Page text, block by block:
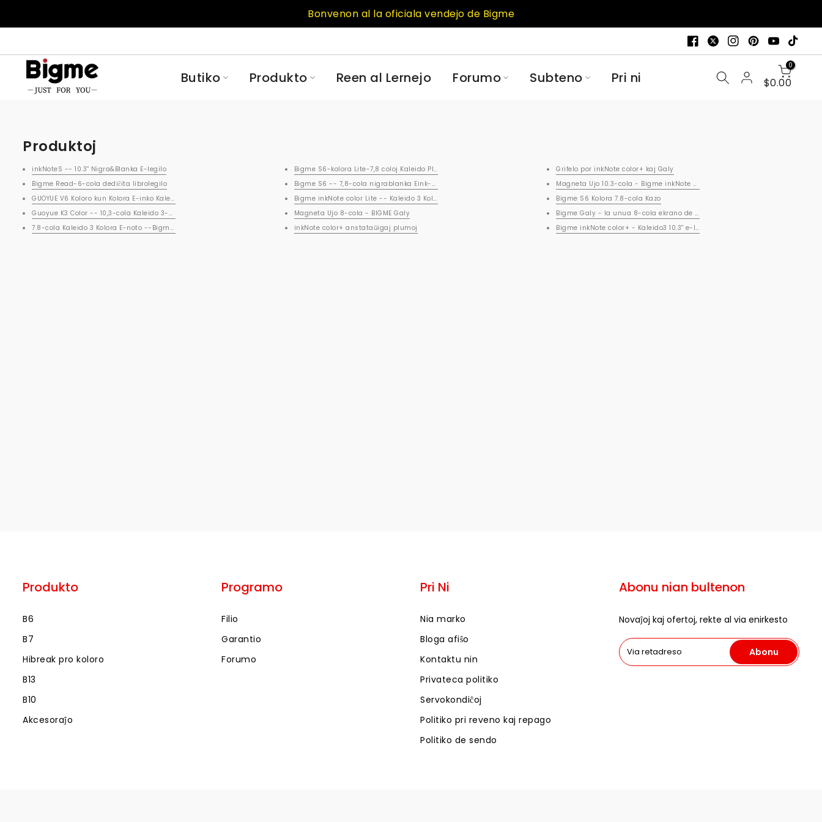
al
Bonvenon al la oficiala vendejo de Bigme
Butiko Produkto Reen al Lernejo Forumo Subteno Pri ni
0
$0.00
Produktoj
inkNoteS -- 10.3'' Nigra&Blanka E-legilo
Bigme Read-6-cola dediĉita librolegilo
GUOYUE V6 Koloro kun Kolora E-inko Kaleido 3 E-leganto
Guoyue K3 Color -- 10,3-cola Kaleido 3-kolora E-inka ekrano sen fotilo
7.8-cola Kaleido 3 Kolora E-noto --Bigme S6 Kolora+
Bigme S6-kolora Lite-7,8 coloj Kaleido Plus E-notbloko
Bigme S6 -- 7,8-cola nigrablanka Eink-tabulkomputilo
Bigme inkNote color Lite -- Kaleido 3 Kolora E-inka Tablojdo
Magneta Ujo 8-cola - BIGME Galy
inkNote color+ anstataŭigaj plumoj
Grifelo por inkNote color+ kaj Galy
Magneta Ujo 10.3-cola - Bigme inkNote color+
Bigme S6 Kolora 7.8-cola Kazo
Bigme Galy - la unua 8-cola ekrano de la mondo kun kolora e-inka
Bigme inkNote color+ - Kaleido3 10.3'' e-legilo kun ujo kaj grifelo
Produkto
B6
B7
Hibreak pro koloro
B13
B10
Akcesoraĵo
Programo
Filio
Garantio
Forumo
Pri Ni
Nia marko
Bloga afiŝo
Kontaktu nin
Privateca politiko
Servokondiĉoj
Politiko pri reveno kaj repago
Politiko de sendo
Abonu nian bultenon
Novaĵoj kaj ofertoj, rekte al via enirkesto
Abonu